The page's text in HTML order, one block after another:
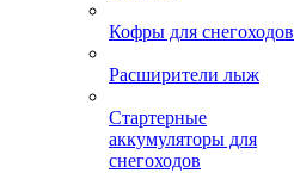
Кофры для снегоходов
Расширители лыж
Стартерные
аккумуляторы для
снегоходов